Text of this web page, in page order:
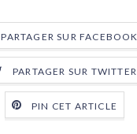
PARTAGER SUR FACEBOOK
PARTAGER SUR TWITTER
PIN CET ARTICLE